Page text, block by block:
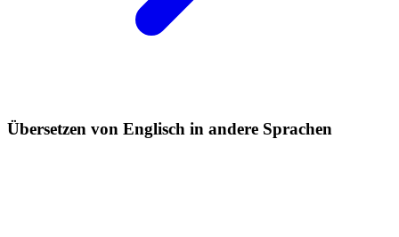
Übersetzen von Englisch in andere Sprachen